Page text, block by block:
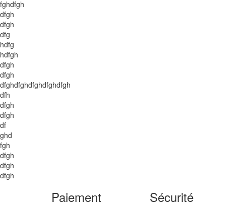
fghdfgh
dfgh
dfgh
dfg
hdfg
hdfgh
dfgh
dfgh
dfghdfghdfghdfghdfgh
dfh
dfgh
dfgh
df
ghd
fgh
dfgh
dfgh
dfgh
Paiement Sécurité